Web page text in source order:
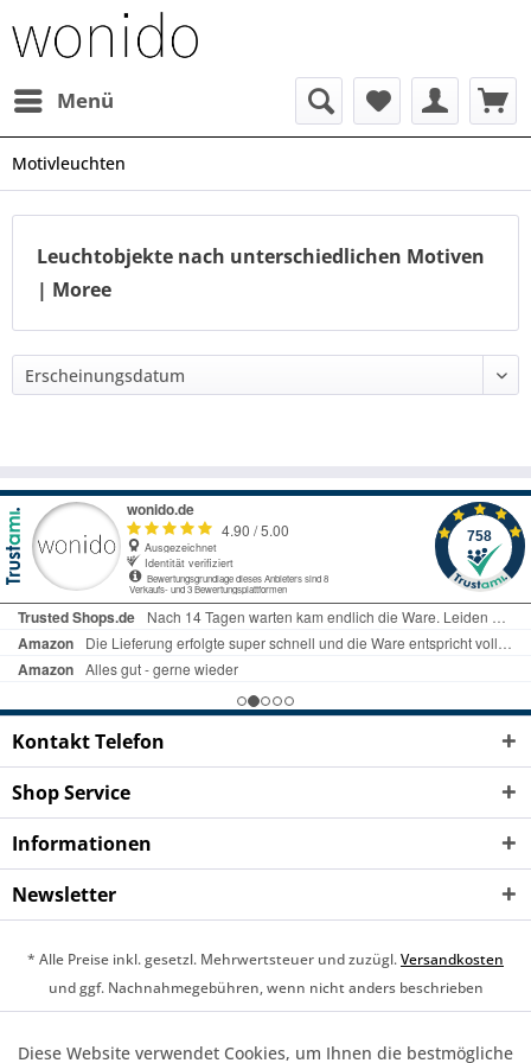
Menü
Motivleuchten
Leuchtobjekte nach unterschiedlichen Motiven
| Moree
Kontakt Telefon
Shop Service
Informationen
Newsletter
* Alle Preise inkl. gesetzl. Mehrwertsteuer und zuzügl.Versandkosten
und ggf. Nachnahmegebühren, wenn nicht anders beschrieben
Diese Website verwendet Cookies, um Ihnen die bestmögliche